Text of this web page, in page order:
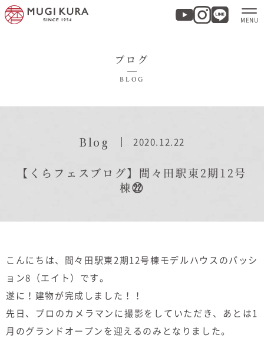
商品紹介
むぎくらについて
ニュース ブログ
ブログ
BLOG
Blog 2020.12.22
【くらフェスブログ】間々田駅東2期12号
棟㉒
こんにちは、間々田駅東2期12号棟モデルハウスのパッシ
ョン8（エイト）です。
遂に！建物が完成しました！！
先日、プロのカメラマンに撮影をしていただき、あとは1
月のグランドオープンを迎えるのみとなりました。